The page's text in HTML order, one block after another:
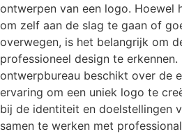
ontwerpen van een logo. Hoewel
om zelf aan de slag te gaan of
overwegen, is het belangrijk om
professioneel design te erkennen.
ontwerpbureau beschikt over de
ervaring om een uniek logo te
bij de identiteit en doelstellingen
samen te werken met